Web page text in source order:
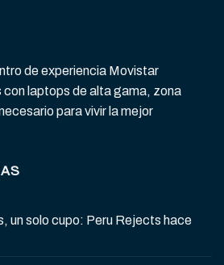
de experiencia Movistar
laptops de alta gama, zona
para vivir la mejor
un solo cupo: Peru Rejects hace